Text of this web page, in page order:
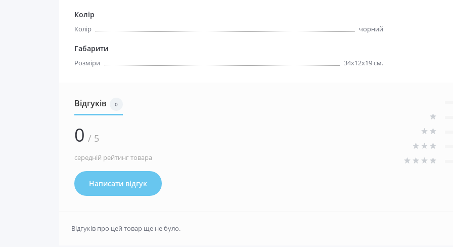
Колір
Колір чорний
Габарити
Розміри 34х12х19 см.
Відгуків 0
0 / 5
середній рейтинг товара
Написати відгук
Відгуків про цей товар ще не було.